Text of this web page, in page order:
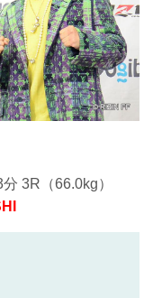
3R（66.0kg）